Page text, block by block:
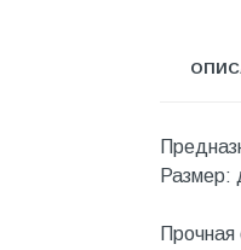
КИП и
Клеи,
Клей
Размер:
Прочная